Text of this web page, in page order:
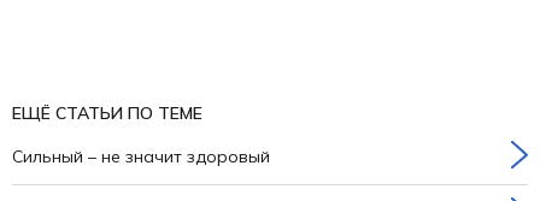
ЕЩЁ СТАТЬИ ПО ТЕМЕ
Сильный – не значит здоровый